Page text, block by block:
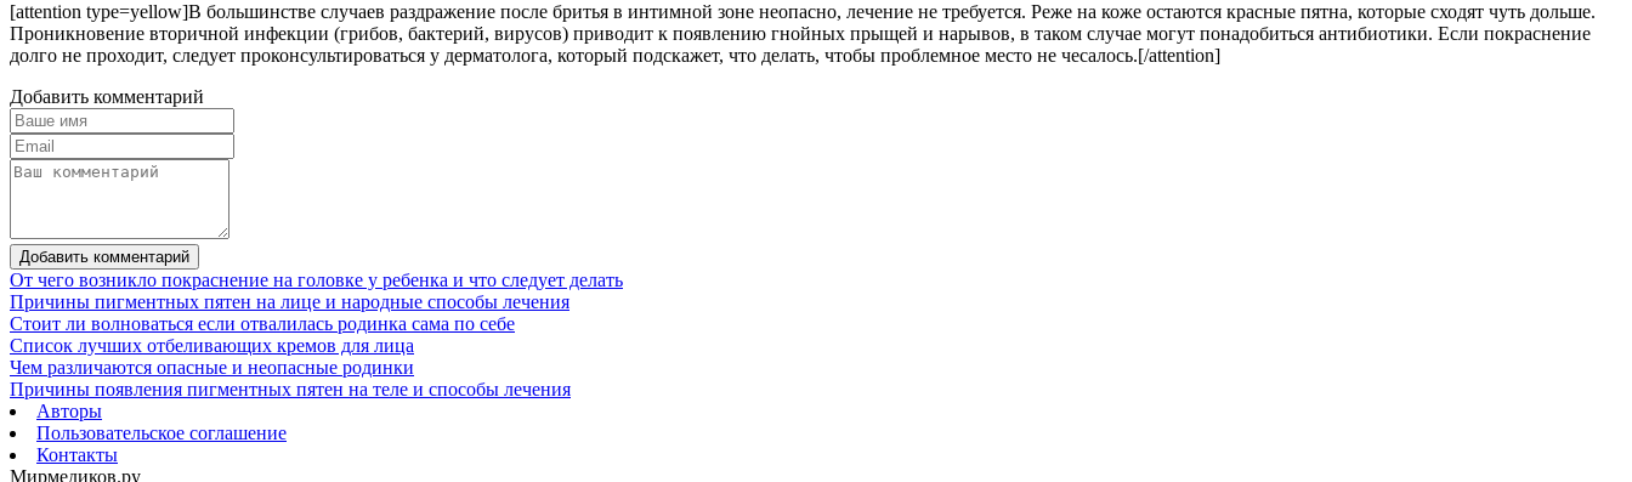
[attention type=yellow]В большинстве случаев раздражение после бритья в интимной зоне неопасно, лечение не требуется. Реже на коже остаются красные пятна, которые сходят чуть дольше.
Проникновение вторичной инфекции (грибов, бактерий, вирусов) приводит к появлению гнойных прыщей и нарывов, в таком случае могут понадобиться антибиотики. Если покраснение
долго не проходит, следует проконсультироваться у дерматолога, который подскажет, что делать, чтобы проблемное место не чесалось.[/attention]
Добавить комментарий
Добавить комментарий
От чего возникло покраснение на головке у ребенка и что следует делать
Причины пигментных пятен на лице и народные способы лечения
Стоит ли волноваться если отвалилась родинка сама по себе
Список лучших отбеливающих кремов для лица
Чем различаются опасные и неопасные родинки
Причины появления пигментных пятен на теле и способы лечения
Авторы
Пользовательское соглашение
Контакты
Мирмедиков.ру